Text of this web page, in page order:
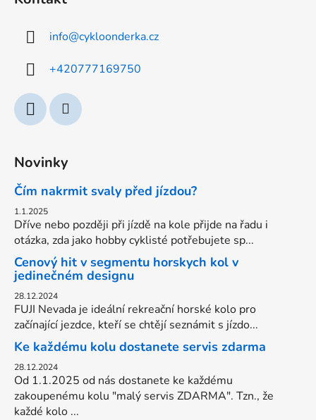
info@cykloonderka.cz
+420777169750
Novinky
Čím nakrmit svaly před jízdou?
1.1.2025
Dříve nebo později při jízdě na kole přijde na řadu i
otázka, zda jako hobby cyklisté potřebujete sp...
Cenový hit v segmentu horskych kol v
jedinečném designu
28.12.2024
FUJI Nevada je ideální rekreační horské kolo pro
začínající jezdce, kteří se chtějí seznámit s jízdo...
Ke každému kolu dostanete servis zdarma
28.12.2024
Od 1.1.2025 od nás dostanete ke každému
zakoupenému kolu "malý servis ZDARMA". Tzn., že
každé kolo ...